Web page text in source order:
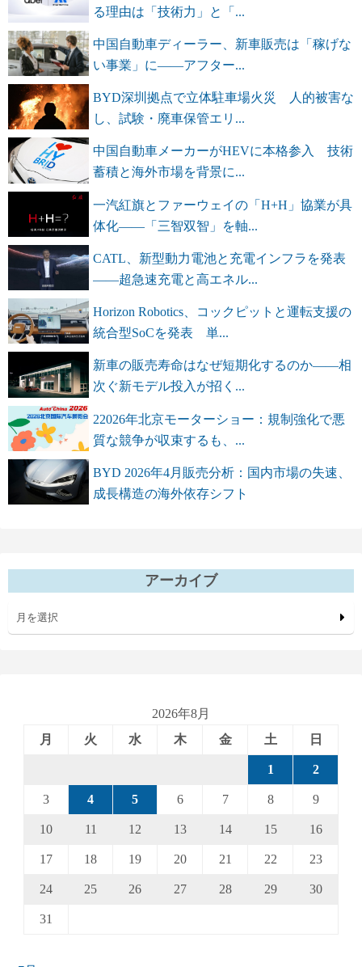
る理由は「技術力」と「...
中国自動車ディーラー、新車販売は「稼げな
い事業」に――アフター...
BYD深圳拠点で立体駐車場火災 人的被害な
し、試験・廃車保管エリ...
中国自動車メーカーがHEVに本格参入 技術
蓄積と海外市場を背景に...
一汽紅旗とファーウェイの「H+H」協業が具
体化――「三智双智」を軸...
CATL、新型動力電池と充電インフラを発表
――超急速充電と高エネル...
Horizon Robotics、コックピットと運転支援の
統合型SoCを発表 単...
新車の販売寿命はなぜ短期化するのか――相
次ぐ新モデル投入が招く...
22026年北京モーターショー：規制強化で悪
質な競争が収束するも、...
BYD 2026年4月販売分析：国内市場の失速、
成長構造の海外依存シフト
アーカイブ
月を選択
2026年8月
月
火 水 木 金 土 日
1 2
3 4 5 6 7 8 9
10 11 12 13 14 15 16
17 18 19 20 21 22 23
24 25 26 27 28 29 30
31